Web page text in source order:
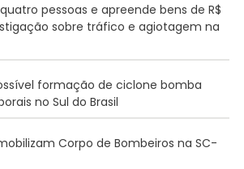
pessoas e apreende bens de R$
sobre tráfico e agiotagem na
formação de ciclone bomba
no Sul do Brasil
Corpo de Bombeiros na SC-